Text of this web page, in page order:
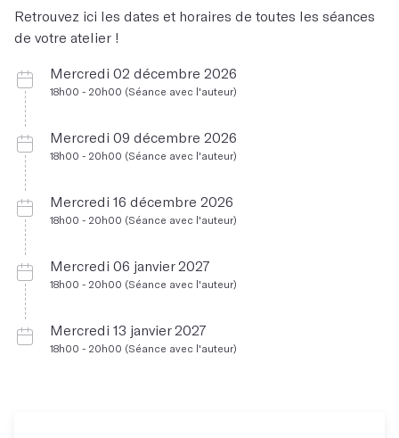
Retrouvez ici les dates et horaires de toutes les séances
de votre atelier !
Mercredi 02 décembre 2026
18h00 - 20h00 (Séance avec l'auteur)
Mercredi 09 décembre 2026
18h00 - 20h00 (Séance avec l'auteur)
Mercredi 16 décembre 2026
18h00 - 20h00 (Séance avec l'auteur)
Mercredi 06 janvier 2027
18h00 - 20h00 (Séance avec l'auteur)
Mercredi 13 janvier 2027
18h00 - 20h00 (Séance avec l'auteur)